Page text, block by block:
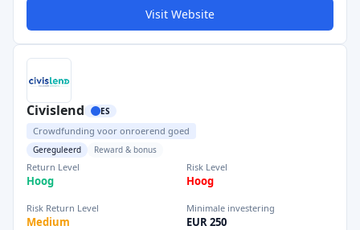
Visit Website
Civislend ES
Crowdfunding voor onroerend goed
Gereguleerd Reward & bonus
Return Level
Hoog
Risk Level
Hoog
Risk Return Level
Medium
Minimale investering
EUR 250